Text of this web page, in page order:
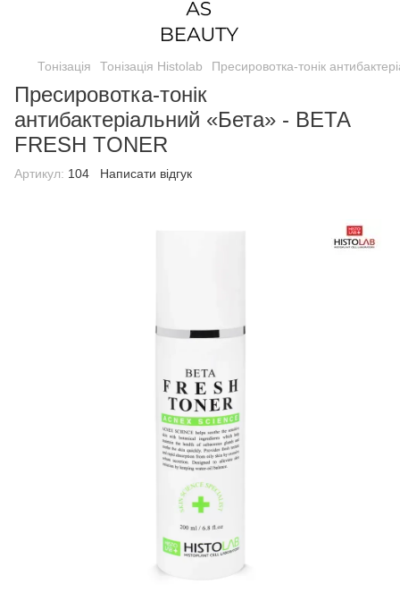
Тонізація Тонізація Histolab Пресировотка-тонік
Пресировотка-тонік
антибактеріальний «Бета» - ВЕТА
FRESH TONER
Артикул: 104 Написати відгук